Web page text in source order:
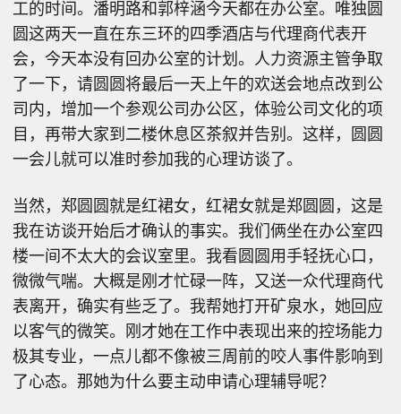
工的时间。潘明路和郭梓涵今天都在办公室。唯独圆
圆这两天一直在东三环的四季酒店与代理商代表开
会，今天本没有回办公室的计划。人力资源主管争取
了一下，请圆圆将最后一天上午的欢送会地点改到公
司内，增加一个参观公司办公区，体验公司文化的项
目，再带大家到二楼休息区茶叙并告别。这样，圆圆
一会儿就可以准时参加我的心理访谈了。
当然，郑圆圆就是红裙女，红裙女就是郑圆圆，这是
我在访谈开始后才确认的事实。我们俩坐在办公室四
楼一间不太大的会议室里。我看圆圆用手轻抚心口，
微微气喘。大概是刚才忙碌一阵，又送一众代理商代
表离开，确实有些乏了。我帮她打开矿泉水，她回应
以客气的微笑。刚才她在工作中表现出来的控场能力
极其专业，一点儿都不像被三周前的咬人事件影响到
了心态。那她为什么要主动申请心理辅导呢？